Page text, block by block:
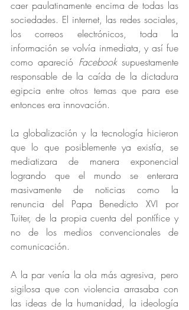
caer paulatinamente encima de todas las
sociedades. El internet, las redes sociales,
los correos electrónicos, toda la
información se volvía inmediata, y así fue
como apareció Facebook supuestamente
responsable de la caída de la dictadura
egipcia entre otros temas que para ese
entonces era innovación.
La globalización y la tecnología hicieron
que lo que posiblemente ya existía, se
mediatizara de manera exponencial
logrando que el mundo se enterara
masivamente de noticias como la
renuncia del Papa Benedicto XVI por
Tuiter, de la propia cuenta del pontífice y
no de los medios convencionales de
comunicación.
A la par venía la ola más agresiva, pero
sigilosa que con violencia arrasaba con
las ideas de la humanidad, la ideología